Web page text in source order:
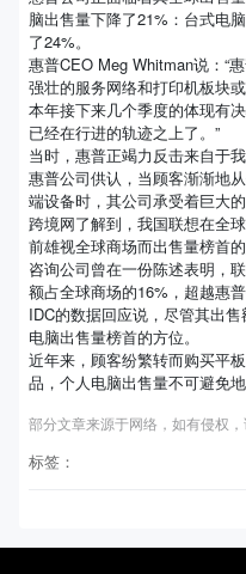
脑出售量下降了21%：台式电
了24%。
惠普CEO Meg Whitman说：“
强壮的服务网络和打印机板块
本年接下来几个季度的体现有
已经在行进的轨迹之上了。”
当时，惠普正竭力反击来自于
惠普公司供认，当顾客渐渐地
端设备时，其公司承受着巨大的
跨境网了解到，我国联想在全
前雄视全球商场而出售量榜首
咨询公司曾在一份陈述表明，
额占全球商场的16%，超越惠
IDC的数据回应说，尽管其出
电脑出售量榜首的方位。
近年来，顾客纷繁转而购买平
品，个人电脑出售量不可避免
部分文章来源于网络，如有侵权
标签：